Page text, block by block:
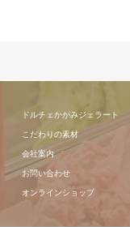
ドルチェかがみジェラート
こだわりの素材
会社案内
お問い合わせ
オンラインショップ